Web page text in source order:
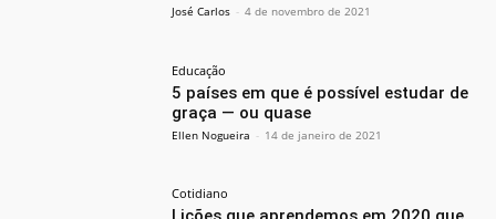
José Carlos - 4 de novembro de 2021
Educação
5 países em que é possível estudar de
graça — ou quase
Ellen Nogueira - 14 de janeiro de 2021
Cotidiano